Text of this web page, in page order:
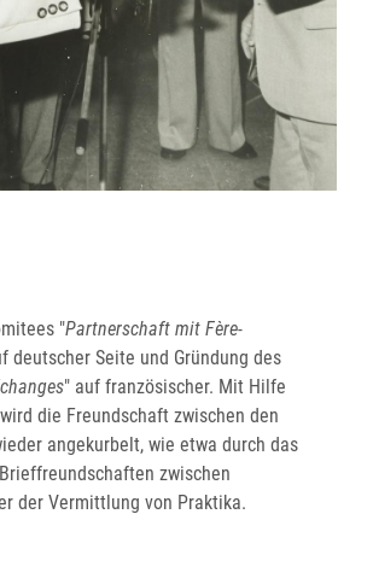
"Partnerschaft mit Fère-
deutscher Seite und Gründung des
" auf französischer. Mit Hilfe
die Freundschaft zwischen den
angekurbelt, wie etwa durch das
zwischen
der Vermittlung von Praktika.